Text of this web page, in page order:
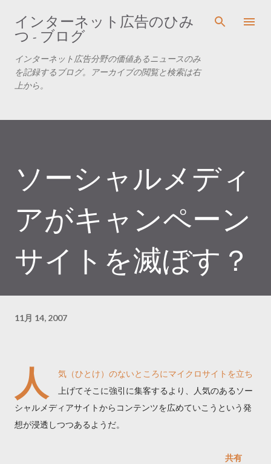
スキップしてメイン コンテンツに移動
インターネット広告のひみ
つ - ブログ
インターネット広告分野の価値あるニュースのみ
を記録するブログ。アーカイブの閲覧と検索は右
上から。
ソーシャルメディ
アがキャンペーン
サイトを滅ぼす？
11月 14, 2007
人
気（ひとけ）のないところにマイクロサイトを立ち
上げてそこに強引に集客するより、人気のあるソー
シャルメディアサイトからコンテンツを広めていこうという発
想が浸透しつつあるようだ。
共有